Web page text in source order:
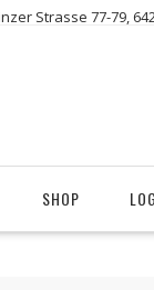
Strasse 77-79,
SHOP